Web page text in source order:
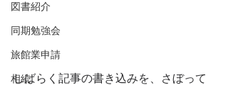
図書紹介
同期勉強会
旅館業申請
相続
しばらく記事の書き込みを、さぼって